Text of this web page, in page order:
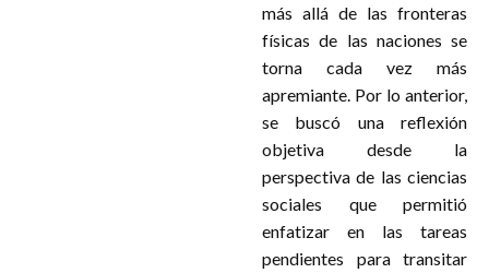
más allá de las fronteras
físicas de las naciones se
torna cada vez más
apremiante. Por lo anterior,
se buscó una reflexión
objetiva desde la
perspectiva de las ciencias
sociales que permitió
enfatizar en las tareas
pendientes para transitar